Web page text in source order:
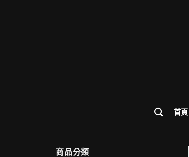
首頁
商品分類